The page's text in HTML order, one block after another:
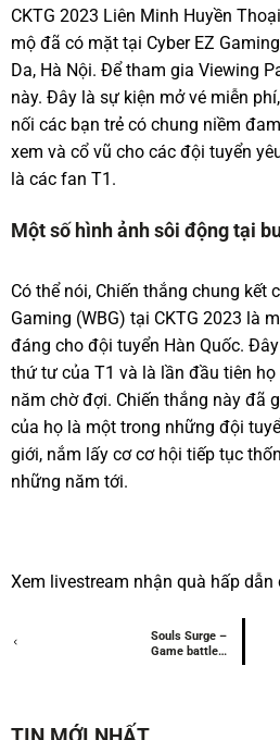
CKTG 2023 Liên Minh Huyền
mộ đã có mặt tại Cyber EZ
Da, Hà Nội. Để tham gia Viewing
này. Đây là sự kiện mở vé miễn
nối các bạn trẻ có chung niềm
xem và cổ vũ cho các đội tuyển
là các fan T1.
Một số hình ảnh sôi động tại
Có thể nói, Chiến thắng chung kết
Gaming (WBG) tại CKTG 2023 là
đáng cho đội tuyển Hàn Quốc.
thứ tư của T1 và là lần đầu tiên
năm chờ đợi. Chiến thắng này đã
của họ là một trong những đội
giới, nắm lấy cơ cơ hội tiếp tục
những năm tới.
Xem livestream nhận quà hấp dẫn
Souls Surge –
Game battle